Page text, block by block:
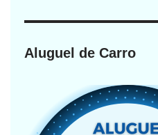
Aluguel de Carro